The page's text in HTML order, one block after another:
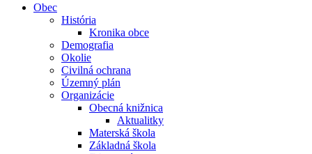
Obec
História
Kronika obce
Demografia
Okolie
Civilná ochrana
Územný plán
Organizácie
Obecná knižnica
Aktualitky
Materská škola
Základná škola